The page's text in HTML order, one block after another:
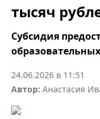
тысяч
Субсидия
24.06.2026 в 11:51
Автор: Анастасия